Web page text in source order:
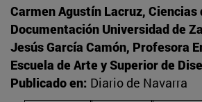
Carmen Agustín Lacruz, Ciencias
Documentación Universidad de
Jesús García Camón, Profesora
Escuela de Arte y Superior de
Publicado en: Diario de Navarra